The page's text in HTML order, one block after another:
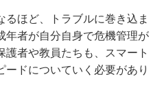
ほど、トラブルに巻き込ま
年者が自分自身で危機管理が
者や教員たちも、スマート
ドについていく必要があり